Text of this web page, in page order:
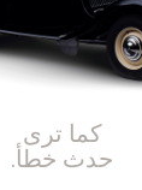
كما ترى
حدث خطأ.